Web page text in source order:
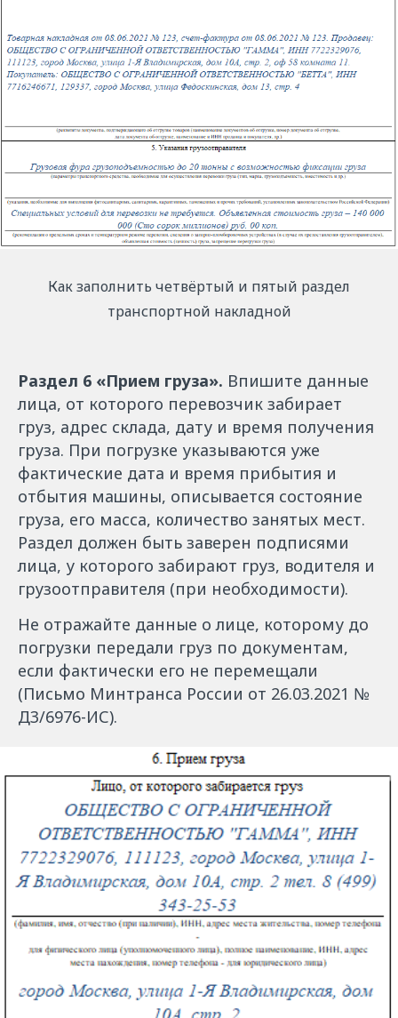
Как заполнить четвёртый и пятый раздел
транспортной накладной
Раздел 6 «Прием груза». Впишите данные
лица, от которого перевозчик забирает
груз, адрес склада, дату и время получения
груза. При погрузке указываются уже
фактические дата и время прибытия и
отбытия машины, описывается состояние
груза, его масса, количество занятых мест.
Раздел должен быть заверен подписями
лица, у которого забирают груз, водителя и
грузоотправителя (при необходимости).
Не отражайте данные о лице, которому до
погрузки передали груз по документам,
если фактически его не перемещали
(Письмо Минтранса России от 26.03.2021 №
Д3/6976-ИС).